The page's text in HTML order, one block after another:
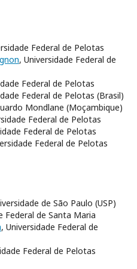
Federal de Pelotas
, Universidade Federal de
Federal de Pelotas
Federal de Pelotas (Brasil)
Mondlane (Moçambique)
Federal de Pelotas
Federal de Pelotas
Federal de Pelotas
de São Paulo (USP)
Federal de Santa Maria
, Universidade Federal de
Federal de Pelotas